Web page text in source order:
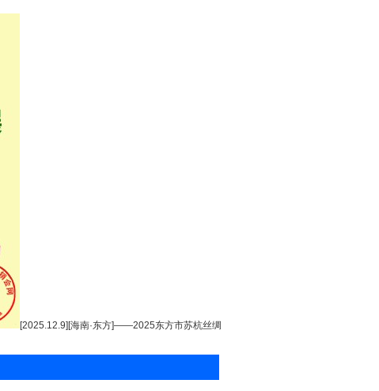
[2025.12.9][海南·东方]——2025东方市苏杭丝绸